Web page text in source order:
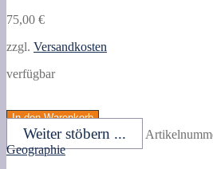
75,00 €
zzgl. Versandkosten
verfügbar
Alois.
Bilder-
Atlas
zur
In den Warenkorb
Weiter stöbern ...
Geographie